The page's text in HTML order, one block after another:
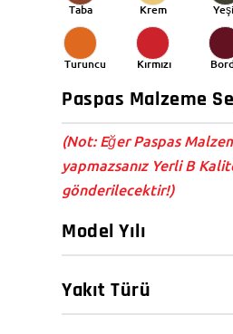
Taba Krem
Turuncu Kırmızı
(Not: Eğer Paspas
yapmazsanız Yerli B
gönderilecektir!)